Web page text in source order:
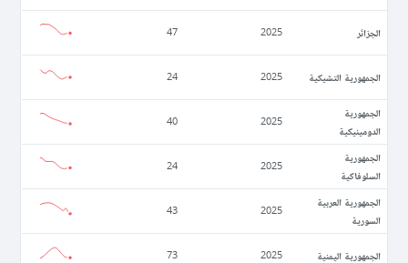
الجزائر 2025
47
الجمهورية التشيكية 2025
24
الجمهورية
الدومينيكية
2025
40
الجمهورية
السلوفاكية
2025
24
الجمهورية العربية
السورية
2025
43
الجمهورية اليمنية 2025
73